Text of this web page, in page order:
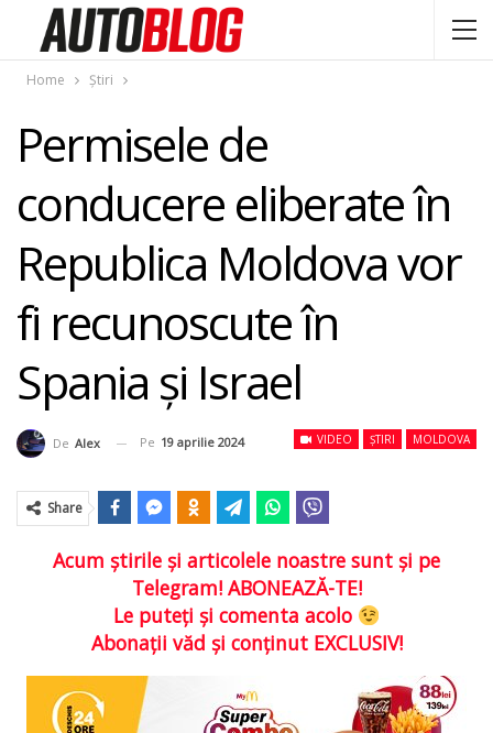
Home Știri
Permisele de
conducere eliberate în
Republica Moldova vor
fi recunoscute în
Spania și Israel
VIDEO ȘTIRI MOLDOVA
De Alex Pe 19 aprilie 2024
Share
Acum ştirile şi articolele noastre sunt şi pe
Telegram! ABONEAZĂ-TE!
Le puteţi şi comenta acolo
Abonaţii văd şi conţinut EXCLUSIV!